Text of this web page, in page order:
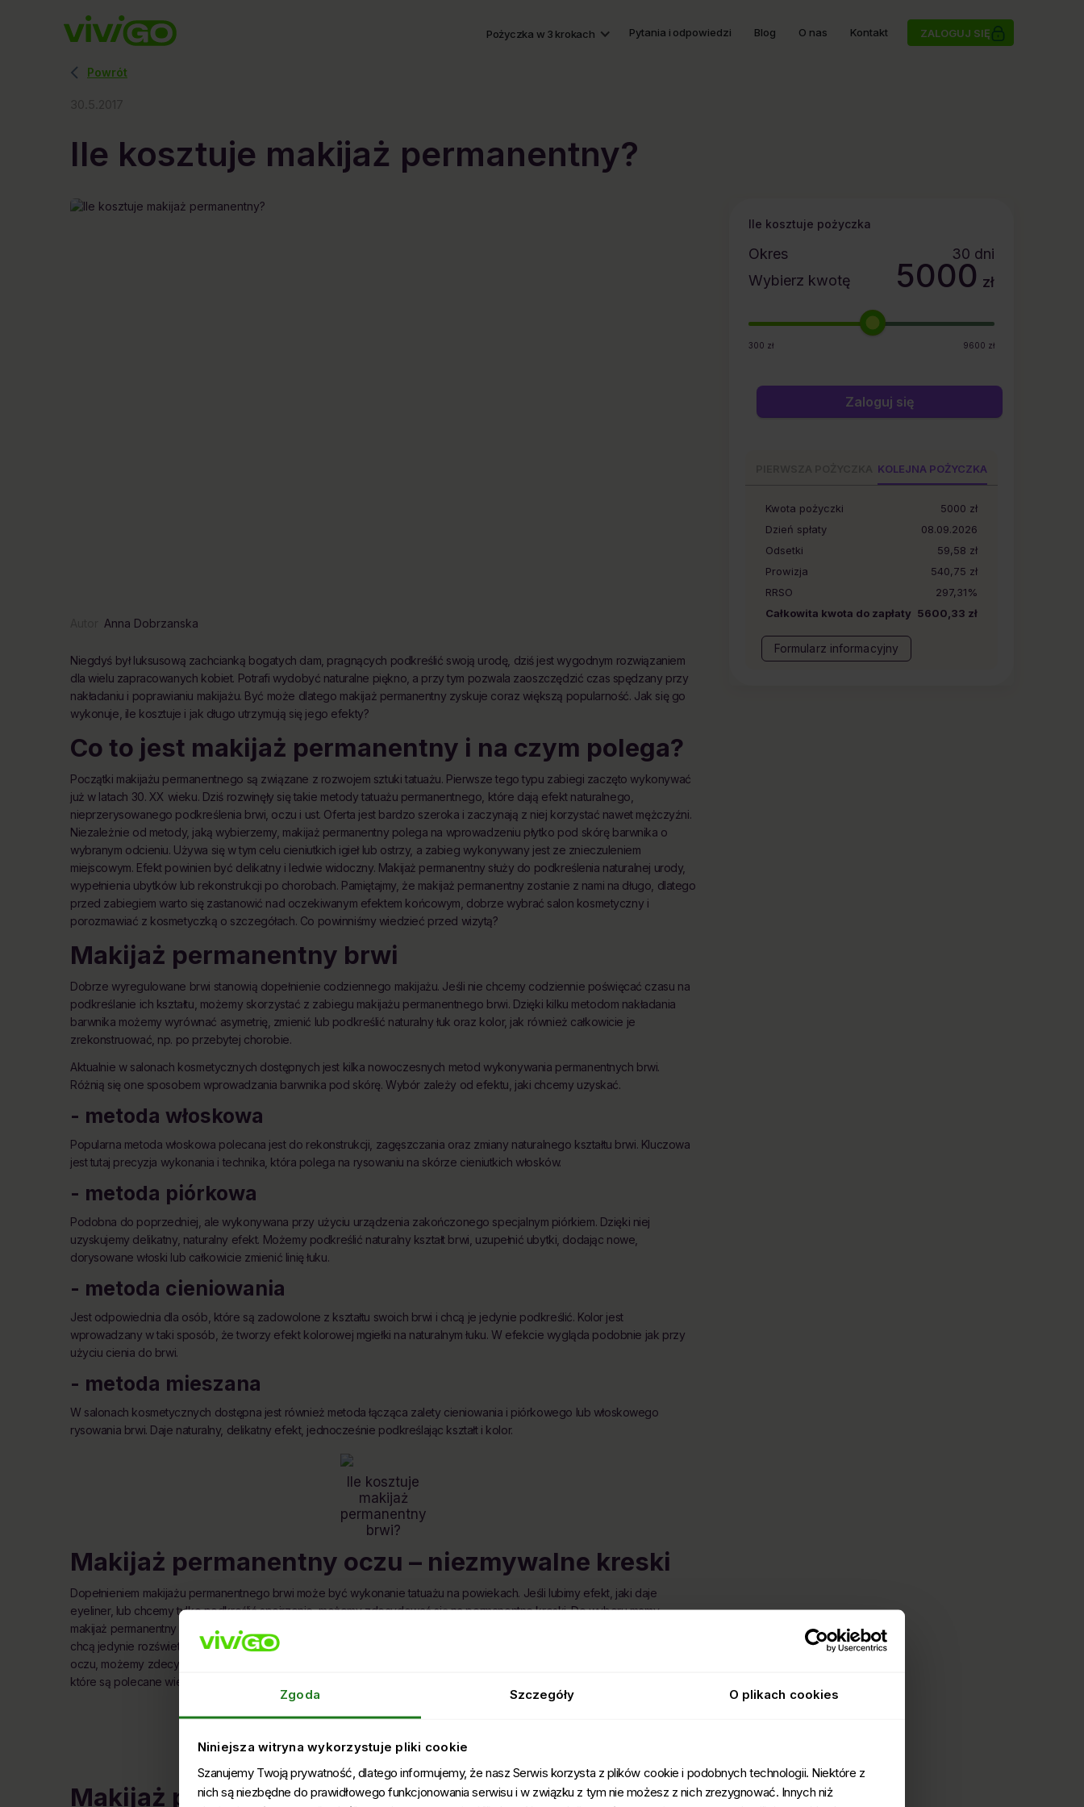
Zgoda Szczegóły O plikach cookies
Niniejsza witryna wykorzystuje pliki cookie
Szanujemy Twoją prywatność, dlatego informujemy, że nasz Serwis korzysta z plików cookie i podobnych technologii. Niektóre z
nich są niezbędne do prawidłowego funkcjonowania serwisu i w związku z tym nie możesz z nich zrezygnować. Innych niż
Pożyczka w 3 krokach Pytania i odpowiedzi Blog O nas Kontakt ZALOGUJ SIĘ
Powrót
Ile kosztuje makijaż permanentny?
Anna Dobrzanska
Niegdyś był luksusową zachcianką bogatych dam, pragnących podkreślić swoją urodę, dziś jest wygodnym rozwiązaniem
dla wielu zapracowanych kobiet. Potrafi wydobyć naturalne piękno, a przy tym pozwala zaoszczędzić czas spędzany przy
nakładaniu i poprawianiu makijażu. Być może dlatego makijaż permanentny zyskuje coraz większą popularność. Jak się go
wykonuje, ile kosztuje i jak długo utrzymują się jego efekty?
Co to jest makijaż permanentny i na czym polega?
Początki makijażu permanentnego są związane z rozwojem sztuki tatuażu. Pierwsze tego typu zabiegi zaczęto wykonywać
już w latach 30. XX wieku. Dziś rozwinęły się takie metody tatuażu permanentnego, które dają efekt naturalnego,
nieprzerysowanego podkreślenia brwi, oczu i ust. Oferta jest bardzo szeroka i zaczynają z niej korzystać nawet mężczyźni.
Niezależnie od metody, jaką wybierzemy, makijaż permanentny polega na wprowadzeniu płytko pod skórę barwnika o
wybranym odcieniu. Używa się w tym celu cieniutkich igieł lub ostrzy, a zabieg wykonywany jest ze znieczuleniem
miejscowym. Efekt powinien być delikatny i ledwie widoczny. Makijaż permanentny służy do podkreślenia naturalnej urody,
wypełnienia ubytków lub rekonstrukcji po chorobach. Pamiętajmy, że makijaż permanentny zostanie z nami na długo, dlatego
przed zabiegiem warto się zastanowić nad oczekiwanym efektem końcowym, dobrze wybrać salon kosmetyczny i
porozmawiać z kosmetyczką o szczegółach. Co powinniśmy wiedzieć przed wizytą?
Makijaż permanentny brwi
Dobrze wyregulowane brwi stanowią dopełnienie codziennego makijażu. Jeśli nie chcemy codziennie poświęcać czasu na
podkreślanie ich kształtu, możemy skorzystać z zabiegu makijażu permanentnego brwi. Dzięki kilku metodom nakładania
barwnika możemy wyrównać asymetrię, zmienić lub podkreślić naturalny łuk oraz kolor, jak również całkowicie je
zrekonstruować, np. po przebytej chorobie.
Aktualnie w salonach kosmetycznych dostępnych jest kilka nowoczesnych metod wykonywania permanentnych brwi.
Różnią się one sposobem wprowadzania barwnika pod skórę. Wybór zależy od efektu, jaki chcemy uzyskać.
- metoda włoskowa
Popularna metoda włoskowa polecana jest do rekonstrukcji, zagęszczania oraz zmiany naturalnego kształtu brwi. Kluczowa
jest tutaj precyzja wykonania i technika, która polega na rysowaniu na skórze cieniutkich włosków.
- metoda piórkowa
Podobna do poprzedniej, ale wykonywana przy użyciu urządzenia zakończonego specjalnym piórkiem. Dzięki niej
uzyskujemy delikatny, naturalny efekt. Możemy podkreślić naturalny kształt brwi, uzupełnić ubytki, dodając nowe,
dorysowane włoski lub całkowicie zmienić linię łuku.
- metoda cieniowania
Jest odpowiednia dla osób, które są zadowolone z kształtu swoich brwi i chcą je jedynie podkreślić. Kolor jest
wprowadzany w taki sposób, że tworzy efekt kolorowej mgiełki na naturalnym łuku. W efekcie wygląda podobnie jak przy
użyciu cienia do brwi.
- metoda mieszana
W salonach kosmetycznych dostępna jest również metoda łącząca zalety cieniowania i piórkowego lub włoskowego
rysowania brwi. Daje naturalny, delikatny efekt, jednocześnie podkreślając kształt i kolor.
Ile kosztuje
makijaż
permanentny
brwi?
Makijaż permanentny oczu – niezmywalne kreski
Dopełnieniem makijażu permanentnego brwi może być wykonanie tatuażu na powiekach. Jeśli lubimy efekt, jaki daje
eyeliner, lub chcemy tylko podkreślić spojrzenie, możemy zdecydować się na permanentne kreski. Do wyboru mamy
makijaż permanentny powieki górnej, który jedynie akcentuje linię rzęs i jest prawie niewidoczny. Spodoba się paniom, które
chcą jedynie rozświetlić spojrzenie i bardziej wyeksponować oprawę oczu. Jeśli naszym celem jest optyczne powiększenie
oczu, możemy zdecydować się na subtelny makijaż permanentny kreski dolnej. Do wyboru mamy także kreski dekoracyjne,
które są polecane wielbicielkom mocniejszego podkreślania oczu.
permanentny
oczu - ceny
Makijaż permanentny ust
Ile kosztuje pożyczka
Okres 30 dni
Wybierz kwotę
5000 zł
300 zł 9600 zł
Zaloguj się
KOLEJNA POŻYCZKA
Kwota pożyczki 5000 zł
Dzień spłaty
08.09.2026
Odsetki
59,58 zł
Prowizja
540,75 zł
RRSO
297,31%
Całkowita kwota do zapłaty 5600,33 zł
Formularz informacyjny